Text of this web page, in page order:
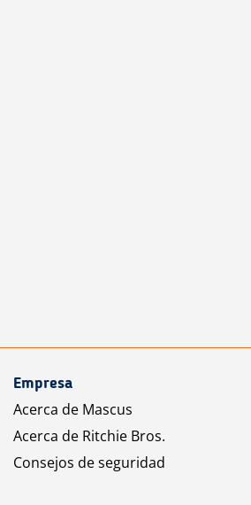
Empresa
Acerca de Mascus
Acerca de Ritchie Bros.
Consejos de seguridad